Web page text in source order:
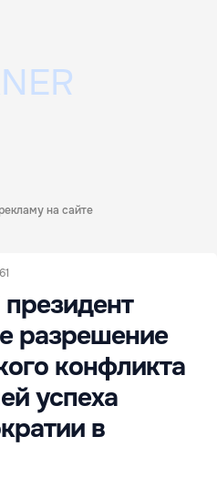
на сайте
разрешение
конфликта
успеха
в